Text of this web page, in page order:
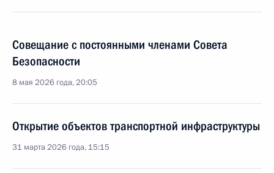
Совещание с постоянными членами Совета
Безопасности
8 мая 2026 года, 20:05
Открытие объектов транспортной инфраструктуры
31 марта 2026 года, 15:15